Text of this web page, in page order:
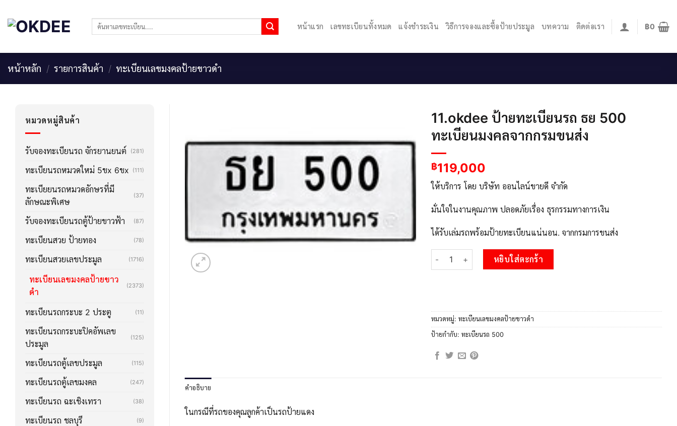
content
ค้นหา: หน้าแรก เลขทะเบียนทั้งหมด แจ้งชำระเงิน วิธีการจองและซื้อป้ายประมูล บทความ ติดต่อเรา ฿0
หน้าหลัก / รายการสินค้า / ทะเบียนเลขมงคลป้ายขาวดำ
หมวดหมู่สินค้า
รับจองทะเบียนรถ จักรยานยนต์ (281)
ทะเบียนรถหมวดใหม่ 5ขx 6ขx (111)
ทะเบียยนรถหมวดอักษรที่มี
ลักษณะพิเศษ
(37)
รับจองทะเบียนรถตู้ป้ายขาวฟ้า (87)
ทะเบียนสวย ป้ายทอง (78)
ทะเบียนสวยเลขประมูล (1716)
ทะเบียนเลขมงคลป้ายขาว
ดำ
(2373)
ทะเบียนรถกระบะ 2 ประตู (11)
ทะเบียนรถกระบะปิคอัพเลข
ประมูล
(125)
ทะเบียนรถตู้เลขประมูล (115)
ทะเบียนรถตู้เลขมงคล (247)
ทะเบียนรถ ฉะเชิงเทรา (38)
ทะเบียนรถ ชลบุรี (9)
11.okdee ป้ายทะเบียนรถ ธย 500
ทะเบียนมงคลจากกรมขนส่ง
฿119,000
ให้บริการ โดย บริษัท ออนไลน์ขายดี จำกัด
มั่นใจในงานคุณภาพ ปลอดภัยเรื่อง ธุรกรรมทางการเงิน
ได้รับเล่มรถพร้อมป้ายทะเบียนแน่นอน. จากกรมการขนส่ง
จำนวน 11.okdee ป้ายทะเบียนรถ ธย 500 ทะเบียนมงคลจากกรมขนส่ง ชิ้น
หยิบใส่ตะกร้า
หมวดหมู่: ทะเบียนเลขมงคลป้ายขาวดำ
ป้ายกำกับ: ทะเบียนรถ 500
คำอธิบาย
ในกรณีที่รถของคุณลูกค้าเป็นรถป้ายแดง